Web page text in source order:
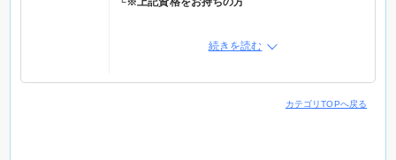
あれば活かせる資格！
続きを読む
カテゴリTOPへ戻る